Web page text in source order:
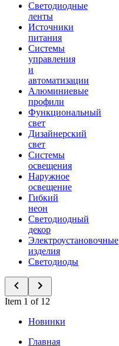
Светодиодные
ленты
Источники
питания
Системы
управления
и
автоматизации
Алюминиевые
профили
Функциональный
свет
Дизайнерский
свет
Системы
освещения
Наружное
освещение
Гибкий
неон
Светодиодный
декор
Электроустановочные
изделия
Светодиоды
Item 1 of 12
Новинки
Главная